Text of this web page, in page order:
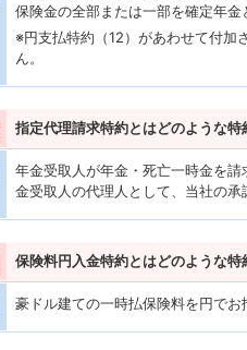
保険金の全部または一部を確定年
※円支払特約（12）があわせて付加
ん。
指定代理請求特約とはどのような特
年金受取人が年金・死亡一時金を
金受取人の代理人として、当社の
保険料円入金特約とはどのような特
豪ドル建ての一時払保険料を円で